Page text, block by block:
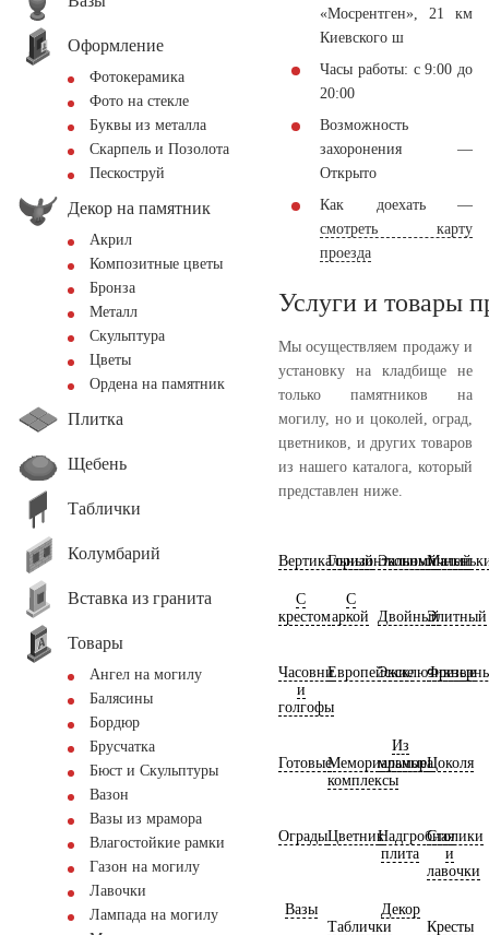
Оформление
Фотокерамика
Фото на стекле
Буквы из металла
Скарпель и Позолота
Пескоструй
Декор на памятник
Акрил
Композитные цветы
Бронза
Металл
Скульптура
Цветы
Ордена на памятник
Плитка
Щебень
Таблички
Колумбарий
Вставка из гранита
Товары
Ангел на могилу
Балясины
Бордюр
Брусчатка
Бюст и Скульптуры
Вазон
Вазы из мрамора
Влагостойкие рамки
Газон на могилу
Лавочки
Лампада на могилу
«Мосрентген», 21 км
Киевского ш
Часы работы: с 9:00 до
20:00
Возможность
захоронения —
Открыто
Как доехать —
смотреть карту
проезда
Услуги и товары
Мы осуществляем продажу и
установку на кладбище не
только памятников на
могилу, но и цоколей, оград,
цветников, и других товаров
из нашего каталога, который
представлен ниже.
ВертикальныйГоризонтальный
Экономичный
С
крестом
С
аркой
ДвойныйЭлитный
Часовни
и
голгофы
ЕвропейскиеЭксклюзивные
ГотовыеМемориальные
комплексы
Из
мрамораЦоколя
ОградыЦветникНадгробная
плита
Столики
и
лавочки
Вазы
Таблички
Декор
Кресты